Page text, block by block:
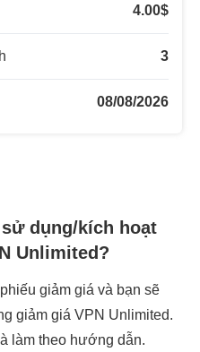
4.00$
3
08/08/2026
dụng/kích hoạt
Unlimited?
giảm giá và bạn sẽ
giảm giá VPN Unlimited.
làm theo hướng dẫn.